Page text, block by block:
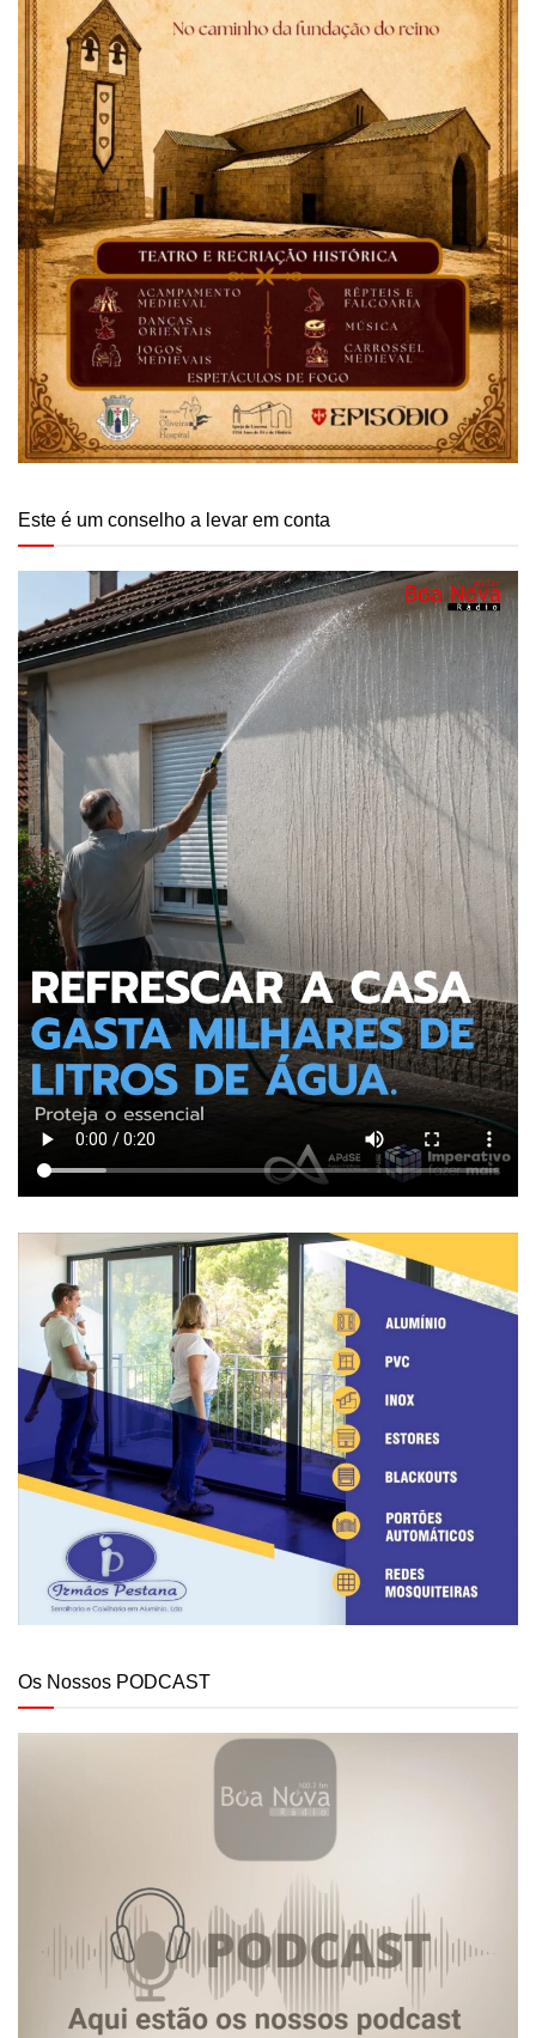
Este é um conselho a levar em conta
Os Nossos PODCAST